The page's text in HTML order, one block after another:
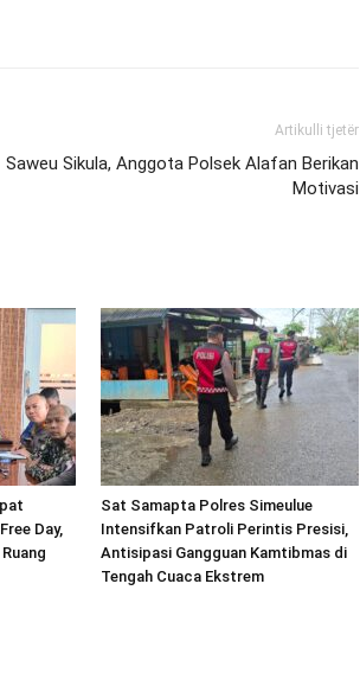
Artikulli tjetër
Saweu Sikula, Anggota Polsek Alafan Berikan
Motivasi
Day,
Sat Samapta Polres Simeulue
Intensifkan Patroli Perintis Presisi,
Antisipasi Gangguan Kamtibmas di
Tengah Cuaca Ekstrem